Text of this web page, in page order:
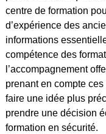
centre de formation
d’expérience des
informations
compétence des
l’accompagnement
prenant en compte
faire une idée plus
prendre une décision
formation en sécurité.